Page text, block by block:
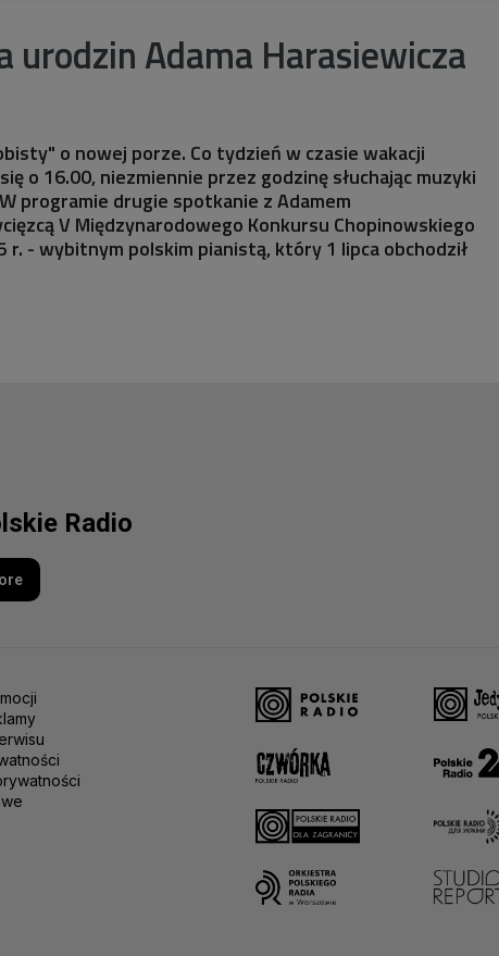
urodzin Adama Harasiewicza
o nowej porze. Co tydzień w czasie wakacji
o 16.00, niezmiennie przez godzinę słuchając muzyki
programie drugie spotkanie z Adamem
V Międzynarodowego Konkursu Chopinowskiego
r. - wybitnym polskim pianistą, który 1 lipca obchodził
Radio